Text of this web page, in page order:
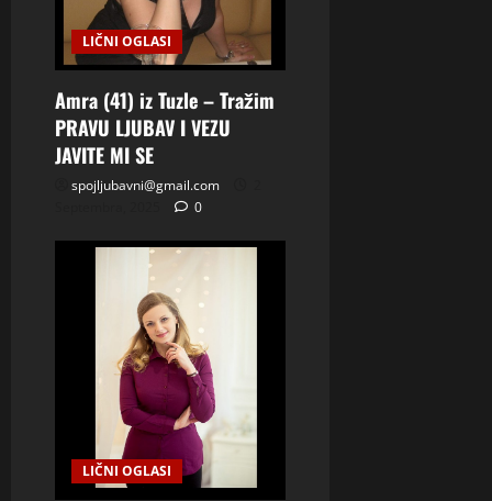
LIČNI OGLASI
Amra (41) iz Tuzle – Tražim
PRAVU LJUBAV I VEZU
JAVITE MI SE
spojljubavni@gmail.com
0
LIČNI OGLASI